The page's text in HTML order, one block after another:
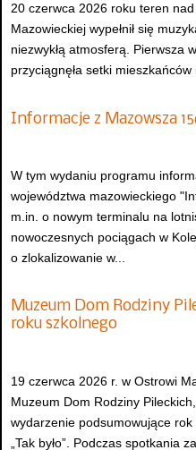
20 czerwca 2026 roku teren
Mazowieckiej wypełnił się
niezwykłą atmosferą. Pierwsza
przyciągnęła setki
Informacje z Mazowsza
W tym wydaniu programu
województwa mazowieckiego
m.in. o nowym terminalu na
nowoczesnych pociągach w
o zlokalizowanie w...
Muzeum Dom Rodziny
roku szkolnego
19 czerwca 2026 r. w Ostrowi
Muzeum Dom Rodziny
wydarzenie podsumowujące
„Tak było”. Podczas spotkania